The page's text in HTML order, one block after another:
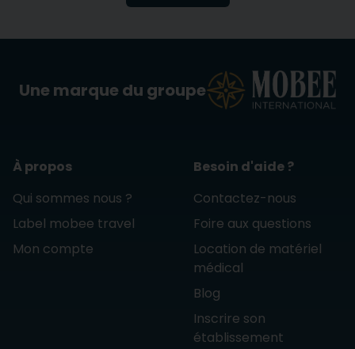
Une marque du groupe
À propos
Qui sommes nous ?
Label mobee travel
Mon compte
Besoin d'aide ?
Contactez-nous
Foire aux questions
Location de matériel
médical
Blog
Inscrire son
établissement